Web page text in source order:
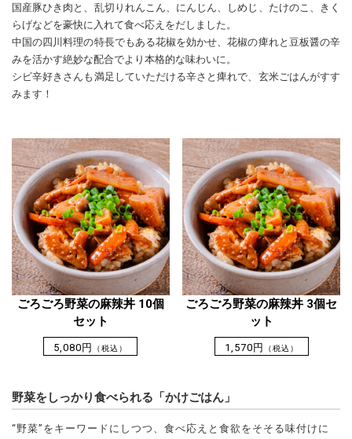
国産豚ひき肉と、乱切りれんこん、にんじん、しめじ、たけのこ、きく
らげなどを豪快に入れて食べ応えをだしました。
中国の四川料理の特長でもある花椒を効かせ、花椒の痺れと豆板醤の辛
みを活かす絶妙な配合でより本格的な味わいに。
シビ辛好きさんも満足していただける辛さと痺れで、玄米ごはんがすす
みます！
ごろごろ野菜の麻辣丼 10個
セット
5,080円 （税込）
ごろごろ野菜の麻辣丼 3個セ
ット
1,570円 （税込）
野菜をしっかり食べられる「かけごはん」
“野菜”をキーワードにしつつ、食べ応えと食欲をそそる味付けに